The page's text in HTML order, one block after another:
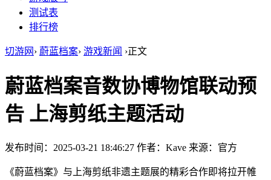
测试表
排行榜
切游网 › 蔚蓝档案› 游戏新闻 ›正文
蔚蓝档案音数协博物馆联动预
告 上海剪纸主题活动
发布时间：2025-03-21 18:46:27 作者：Kave 来源：官方
《蔚蓝档案》与上海剪纸非遗主题展的精彩合作即将拉开帷